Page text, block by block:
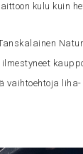
kulu kuin